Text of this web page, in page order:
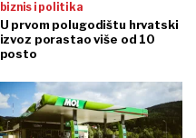
biznis i politika
U prvom polugodištu hrvatski
izvoz porastao više od 10
posto